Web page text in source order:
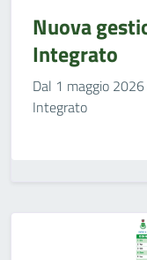
Nuova
Integrato
Dal 1 maggio
Integrato